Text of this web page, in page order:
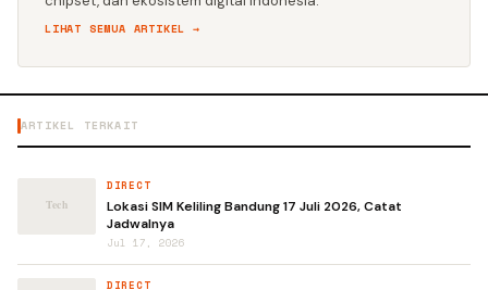
LIHAT SEMUA ARTIKEL →
ARTIKEL TERKAIT
DIRECT
Lokasi SIM Keliling Bandung 17 Juli 2026, Catat
Jadwalnya
Jul 17, 2026
DIRECT